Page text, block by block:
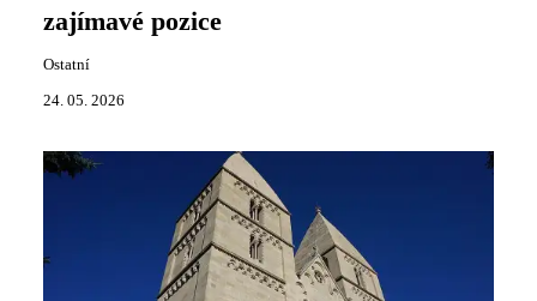
zajímavé pozice
Ostatní
24. 05. 2026